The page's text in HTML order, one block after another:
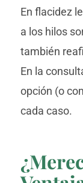
En flacidez
a los hilos
también
En la
opción (o
cada caso.